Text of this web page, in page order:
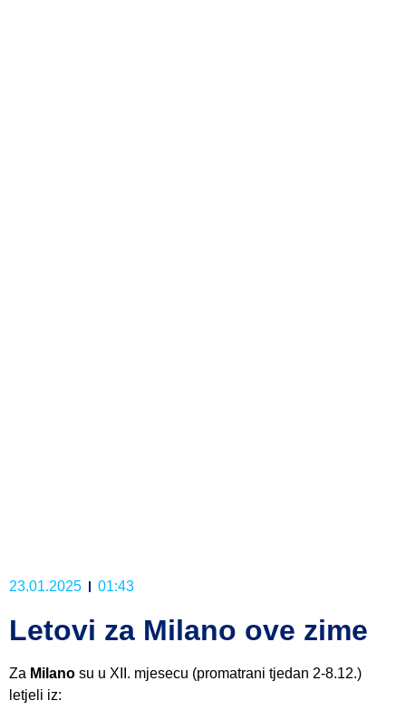
23.01.2025 01:43
Letovi za Milano ove zime
Za Milano su u XII. mjesecu (promatrani tjedan 2-8.12.)
letjeli iz: